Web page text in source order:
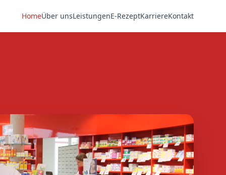
HomeÜber unsLeistungenE-RezeptKarriereKontakt